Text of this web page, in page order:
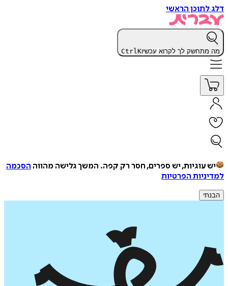
דלג לתוכן הראשי
מה מתחשק לך לקרוא עכשיו CtrlK
יש עוגיות, יש ספרים, חסר רק קפה. המשך גלישה מהווה הסכמה
למדיניות הפרטיות
הבנתי